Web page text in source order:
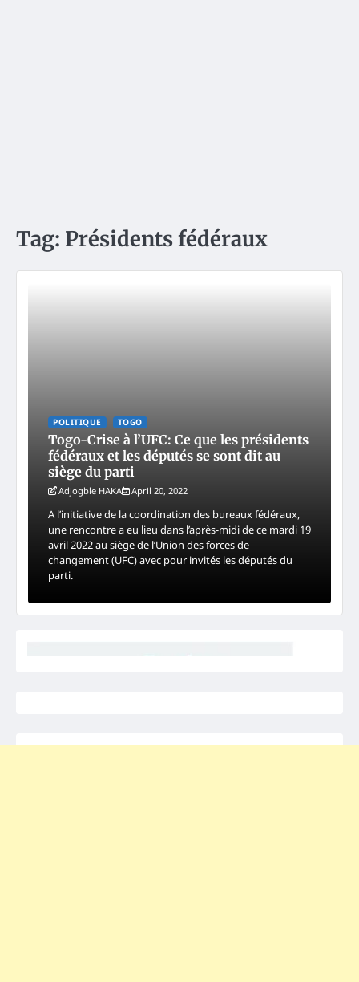
Tag: Présidents fédéraux
POLITIQUE TOGO
Togo-Crise à l’UFC: Ce que les présidents
fédéraux et les députés se sont dit au
siège du parti
Adjogble HAKA April 20, 2022
A l’initiative de la coordination des bureaux fédéraux,
une rencontre a eu lieu dans l’après-midi de ce mardi 19
avril 2022 au siège de l’Union des forces de
changement (UFC) avec pour invités les députés du
parti.